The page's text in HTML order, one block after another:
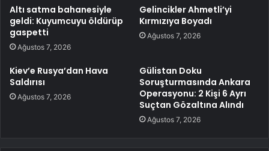
Altı satma bahanesiyle
geldi: Kuyumcuyu öldürüp
gaspetti
Ağustos 7, 2026
Gelincikler Ahmetli’yi
Kırmızıya Boyadı
Ağustos 7, 2026
Kiev’e Rusya’dan Hava
Saldırısı
Ağustos 7, 2026
Gülistan Doku
Soruşturmasında Ankara
Operasyonu: 2 Kişi 6 Ayrı
Suçtan Gözaltına Alındı
Ağustos 7, 2026